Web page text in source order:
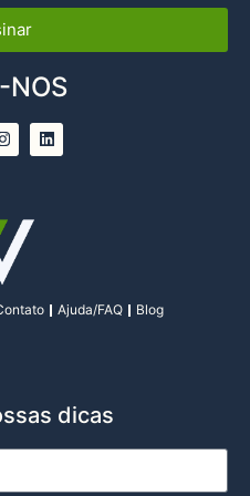
NOS
Ajuda/FAQ Blog
dicas